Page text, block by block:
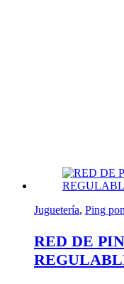
Juguetería, Ping
RED DE